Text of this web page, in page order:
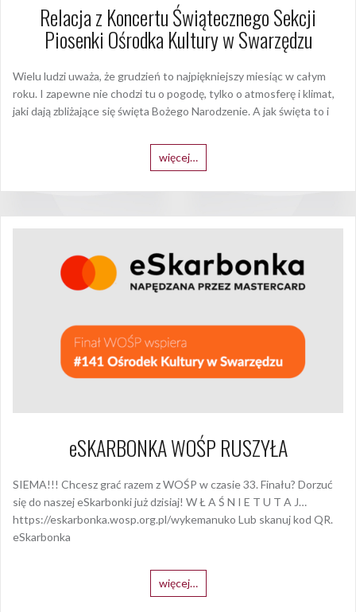
Relacja z Koncertu Świątecznego Sekcji
Piosenki Ośrodka Kultury w Swarzędzu
Wielu ludzi uważa, że grudzień to najpiękniejszy miesiąc w całym
roku. I zapewne nie chodzi tu o pogodę, tylko o atmosferę i klimat,
jaki dają zbliżające się święta Bożego Narodzenie. A jak święta to i
więcej…
eSKARBONKA WOŚP RUSZYŁA
SIEMA!!! Chcesz grać razem z WOŚP w czasie 33. Finału? Dorzuć
się do naszej eSkarbonki już dzisiaj! W Ł A Ś N I E T U T A J…
https://eskarbonka.wosp.org.pl/wykemanuko Lub skanuj kod QR.
eSkarbonka
więcej…